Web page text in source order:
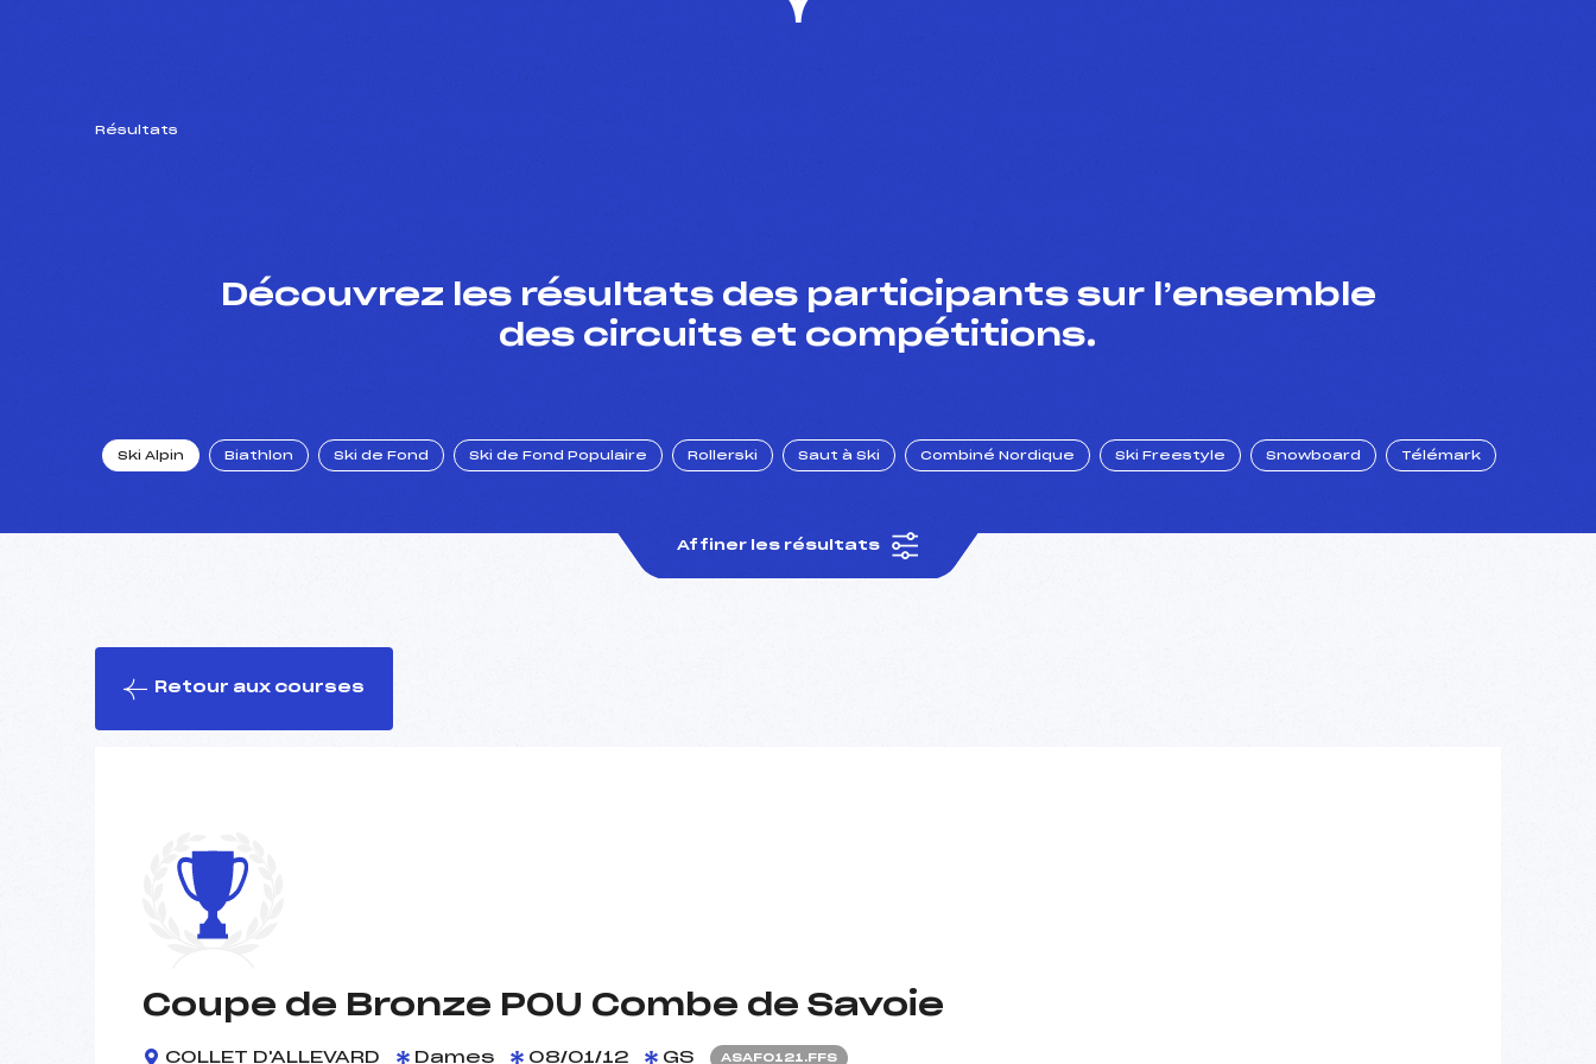
Résultats
Découvrez les résultats des participants sur l’ensemble
des circuits et compétitions.
Ski Alpin Biathlon Ski de Fond Ski de Fond Populaire Rollerski Saut à Ski Combiné Nordique Ski Freestyle Snowboard Télémark
Affiner les résultats
Retour aux courses
Coupe de Bronze POU Combe de Savoie
COLLET D'ALLEVARD Dames 08/01/12 GS ASAF0121.FFS